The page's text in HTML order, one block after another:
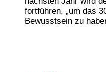
fortführen, „um das
Bewusstsein zu